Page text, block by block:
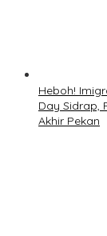
Heboh!
Day Sidrap,
Akhir Pekan